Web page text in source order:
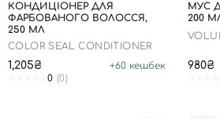
КОНДИЦІОНЕР ДЛЯ
ФАРБОВАНОГО ВОЛОССЯ,
250 МЛ
COLOR SEAL CONDITIONER
1,205₴ +60 кешбек
0 (0)
МУС
200
980₴